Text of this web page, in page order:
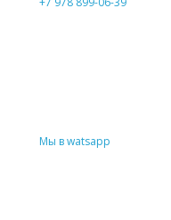
Мы в watsapp